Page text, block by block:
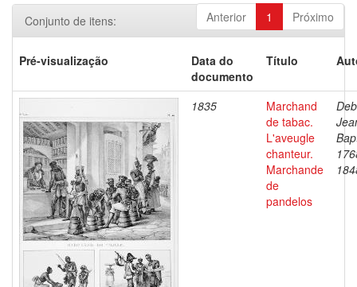
Anterior 1 Próximo
Conjunto de itens:
Pré-visualização
Data do
documento
Título
1835
Marchand
de tabac.
L'aveugle
chanteur.
Marchande
de
pandelos